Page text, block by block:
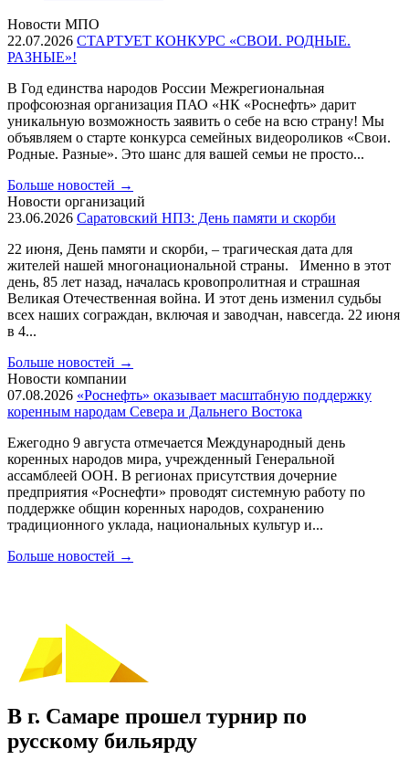
Новости МПО
22.07.2026 СТАРТУЕТ КОНКУРС «СВОИ. РОДНЫЕ.
РАЗНЫЕ»!
В Год единства народов России Межрегиональная
профсоюзная организация ПАО «НК «Роснефть» дарит
уникальную возможность заявить о себе на всю страну! Мы
объявляем о старте конкурса семейных видеороликов «Свои.
Родные. Разные». Это шанс для вашей семьи не просто...
Больше новостей →
Новости организаций
23.06.2026 Саратовский НПЗ: День памяти и скорби
22 июня, День памяти и скорби, – трагическая дата для
жителей нашей многонациональной страны. Именно в этот
день, 85 лет назад, началась кровопролитная и страшная
Великая Отечественная война. И этот день изменил судьбы
всех наших сограждан, включая и заводчан, навсегда. 22 июня
в 4...
Больше новостей →
Новости компании
07.08.2026 «Роснефть» оказывает масштабную поддержку
коренным народам Севера и Дальнего Востока
Ежегодно 9 августа отмечается Международный день
коренных народов мира, учрежденный Генеральной
ассамблеей ООН. В регионах присутствия дочерние
предприятия «Роснефти» проводят системную работу по
поддержке общин коренных народов, сохранению
традиционного уклада, национальных культур и...
Больше новостей →
В г. Самаре прошел турнир по
русскому бильярду